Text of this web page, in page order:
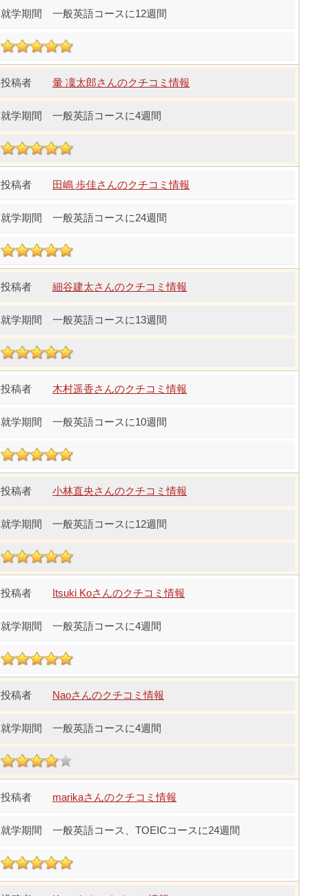
一般英語コースに12週間
暈 凜太郎さんのクチコミ情報
一般英語コースに4週間
田嶋 歩佳さんのクチコミ情報
一般英語コースに24週間
細谷建太さんのクチコミ情報
一般英語コースに13週間
木村遥香さんのクチコミ情報
一般英語コースに10週間
小林直央さんのクチコミ情報
一般英語コースに12週間
Itsuki Koさんのクチコミ情報
一般英語コースに4週間
Naoさんのクチコミ情報
一般英語コースに4週間
marikaさんのクチコミ情報
一般英語コース、TOEICコースに24週間